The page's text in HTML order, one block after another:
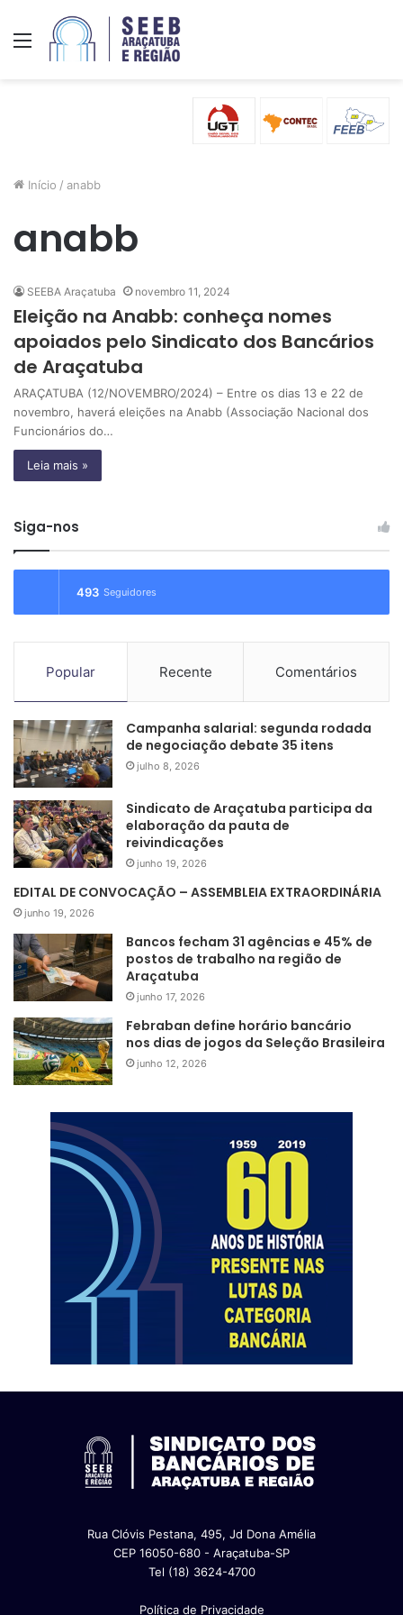
Menu
Início / anabb
anabb
SEEBA Araçatuba novembro 11, 2024
Eleição na Anabb: conheça nomes
apoiados pelo Sindicato dos Bancários
de Araçatuba
ARAÇATUBA (12/NOVEMBRO/2024) – Entre os dias 13 e 22 de
novembro, haverá eleições na Anabb (Associação Nacional dos
Funcionários do…
Leia mais »
Siga-nos
493 Seguidores
Popular Recente Comentários
Campanha salarial: segunda rodada
de negociação debate 35 itens
julho 8, 2026
Sindicato de Araçatuba participa da
elaboração da pauta de
reivindicações
junho 19, 2026
EDITAL DE CONVOCAÇÃO – ASSEMBLEIA EXTRAORDINÁRIA
junho 19, 2026
Bancos fecham 31 agências e 45% de
postos de trabalho na região de
Araçatuba
junho 17, 2026
Febraban define horário bancário
nos dias de jogos da Seleção Brasileira
junho 12, 2026
Rua Clóvis Pestana, 495, Jd Dona Amélia
CEP 16050-680 - Araçatuba-SP
Tel (18) 3624-4700
Política de Privacidade